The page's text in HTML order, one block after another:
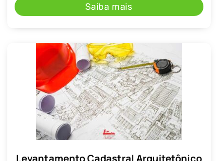
Saiba mais
Levantamento Cadastral Arquitetônico